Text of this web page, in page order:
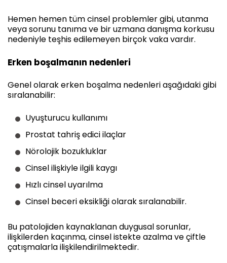
Hemen hemen tüm cinsel problemler gibi, utanma
veya sorunu tanıma ve bir uzmana danışma korkusu
nedeniyle teşhis edilemeyen birçok vaka vardır.
Erken boşalmanın nedenleri
Genel olarak erken boşalma nedenleri aşağıdaki gibi
sıralanabilir:
Uyuşturucu kullanımı
Prostat tahriş edici ilaçlar
Nörolojik bozukluklar
Cinsel ilişkiyle ilgili kaygı
Hızlı cinsel uyarılma
Cinsel beceri eksikliği olarak sıralanabilir.
Bu patolojiden kaynaklanan duygusal sorunlar,
ilişkilerden kaçınma, cinsel istekte azalma ve çiftle
çatışmalarla ilişkilendirilmektedir.